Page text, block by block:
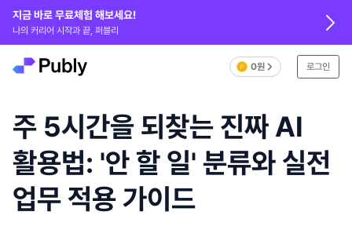
지금 바로 무료체험 해보세요!
나의 커리어 시작과 끝, 퍼블리
0원 로그인
주 5시간을 되찾는 진짜 AI
활용법: '안 할 일' 분류와 실전
업무 적용 가이드